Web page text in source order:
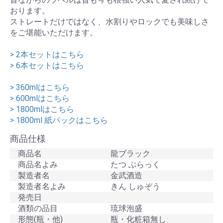
おります。
ストレートだけではなく、水割りやロックでも美味しさ
をご堪能いただけます。
> 2本セットはこちら
> 6本セットはこちら
> 360mlはこちら
> 600mlはこちら
> 1800mlはこちら
> 1800ml 紙パックはこちら
商品仕様
商品名
龍ブラック
商品名よみ
たつ ぶらっく
製造者名
金武酒造
製造者名よみ
きん しゅぞう
発売日
酒類の品目
琉球泡盛
形態(瓶・他)
瓶・化粧箱無し